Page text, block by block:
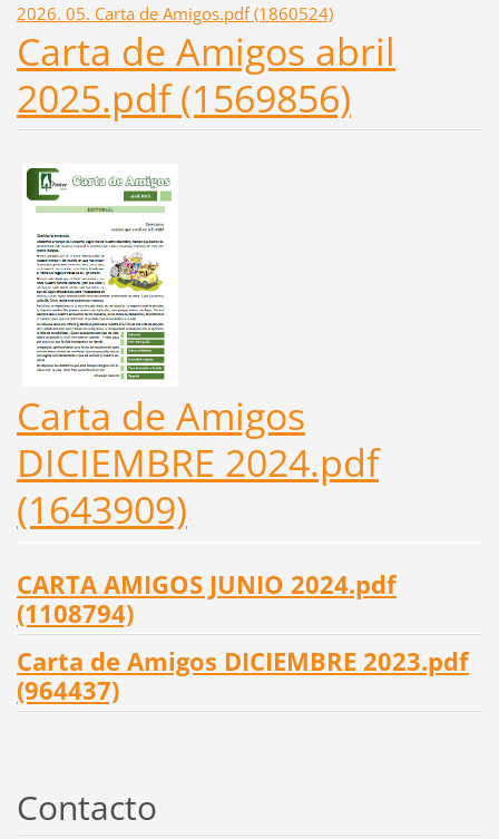
2026. 05. Carta de Amigos.pdf (1860524)
Carta de Amigos abril
2025.pdf (1569856)
Carta de Amigos
DICIEMBRE 2024.pdf
(1643909)
CARTA AMIGOS JUNIO 2024.pdf
(1108794)
Carta de Amigos DICIEMBRE 2023.pdf
(964437)
Contacto